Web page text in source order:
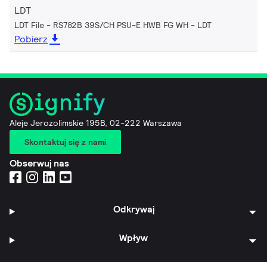
LDT
LDT File - RS782B 39S/CH PSU-E HWB FG WH LDT
Pobierz
Aleje Jerozolimskie 195B, 02-222 Warszawa
Skontaktuj się z nami
Obserwuj nas
Odkrywaj
Wpływ